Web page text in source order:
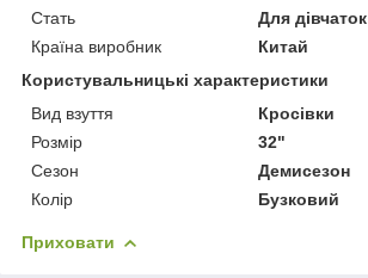
Стать
Для дівчаток
Країна виробник
Китай
Користувальницькі характеристики
Вид взуття
Кросівки
Розмір
32"
Сезон
Демисезон
Колір
Бузковий
Приховати